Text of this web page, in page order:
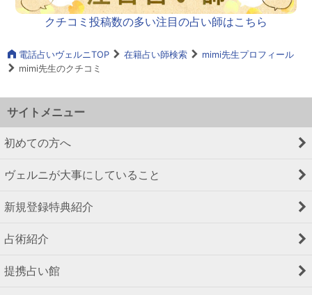
クチコミ投稿数の多い注目の占い師はこちら
電話占いヴェルニTOP 在籍占い師検索
mimi先生プロフィール
mimi先生のクチコミ
サイトメニュー
初めての方へ
ヴェルニが大事にしていること
新規登録特典紹介
占術紹介
提携占い館